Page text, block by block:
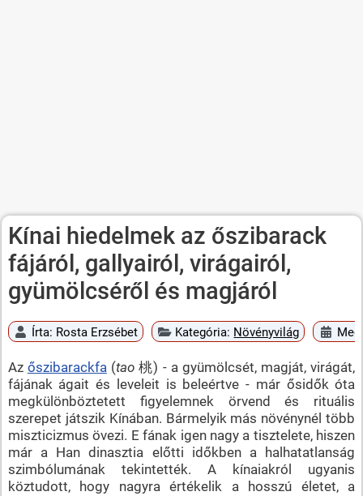
Kínai hiedelmek az őszibarack
fájáról, gallyairól, virágairól,
gyümölcséről és magjáról
Írta: Rosta Erzsébet Kategória: Növényvilág
Az őszibarackfa (tao 桃) - a gyümölcsét, magját, virágát,
fájának ágait és leveleit is beleértve - már ősidők óta
megkülönböztetett figyelemnek örvend és rituális
szerepet játszik Kínában. Bármelyik más növénynél több
miszticizmus övezi. E fának igen nagy a tisztelete, hiszen
már a Han dinasztia előtti időkben a halhatatlanság
szimbólumának tekintették. A kínaiakról ugyanis
köztudott, hogy nagyra értékelik a hosszú életet, a